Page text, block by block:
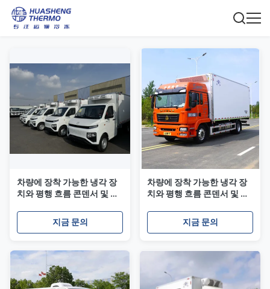
차량에 장착 가능한 냉각 장
치와 평행 흐름 콘덴서 및 트
지금 문의
차량에 장착 가능한 냉각 장
치와 평행 흐름 콘덴서 및 트
지금 문의